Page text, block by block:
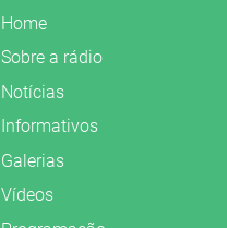
Home
Sobre a rádio
Notícias
Informativos
Galerias
Vídeos